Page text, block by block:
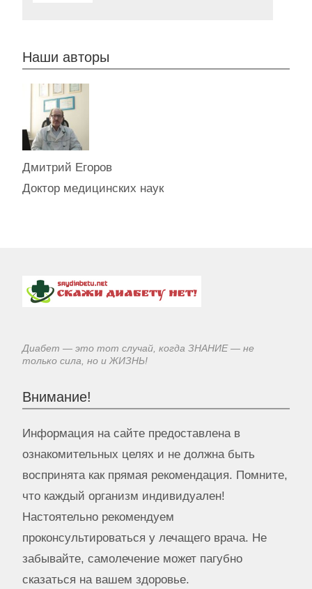
Наши авторы
Дмитрий Егоров
Доктор медицинских наук
Диабет — это тот случай, когда ЗНАНИЕ — не
только сила, но и ЖИЗНЬ!
Внимание!
Информация на сайте предоставлена в
ознакомительных целях и не должна быть
воспринята как прямая рекомендация. Помните,
что каждый организм индивидуален!
Настоятельно рекомендуем
проконсультироваться у лечащего врача. Не
забывайте, самолечение может пагубно
сказаться на вашем здоровье.